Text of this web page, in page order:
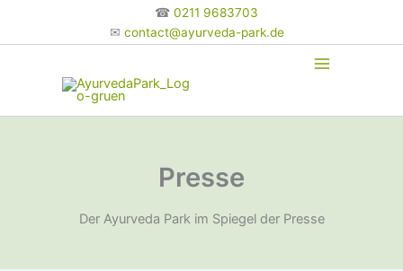
✉ contact@ayurveda-park.de
☎ 0211 9683703
Presse
Der Ayurveda Park im Spiegel der Presse